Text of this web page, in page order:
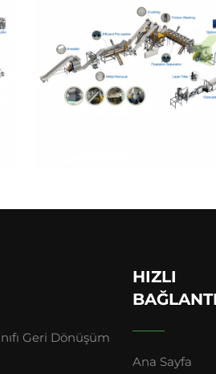
Geri Dönüşüm
HIZLI
Ana Sayfa